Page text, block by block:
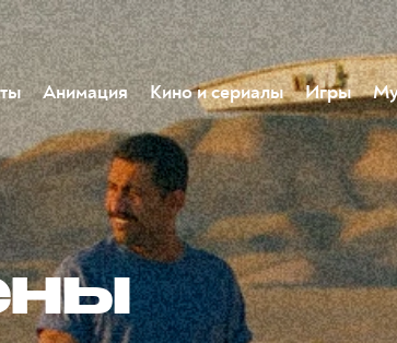
Анимация Кино и сериалы Игры